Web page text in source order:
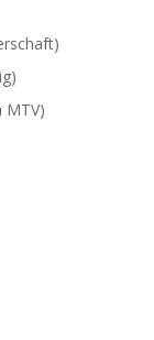
MTV)